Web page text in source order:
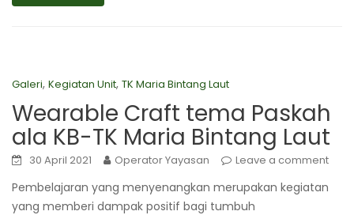
Galeri, Kegiatan Unit, TK Maria Bintang Laut
Wearable Craft tema Paskah
ala KB-TK Maria Bintang Laut
30 April 2021 Operator Yayasan Leave a comment
Pembelajaran yang menyenangkan merupakan kegiatan
yang memberi dampak positif bagi tumbuh